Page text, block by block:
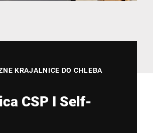
KRAJALNICE DO CHLEBA
CSP I Self-